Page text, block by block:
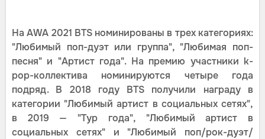
На AWA 2021 BTS номинированы в трех категориях:
"Любимый поп-дуэт или группа", "Любимая поп-
песня" и "Артист года". На премию участники k-
pop-коллектива номинируются четыре года
подряд. В 2018 году BTS получили награду в
категории "Любимый артист в социальных сетях",
в 2019 — "Тур года", "Любимый артист в
социальных сетях" и "Любимый поп/рок-дуэт/